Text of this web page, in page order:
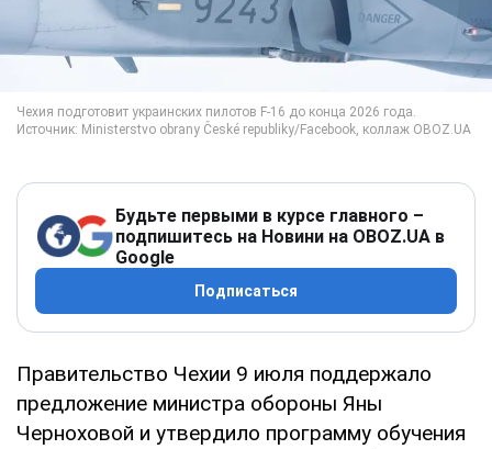
Будьте первыми в курсе главного –
подпишитесь на Новини на OBOZ.UA в
Google
Подписаться
Правительство Чехии 9 июля поддержало
предложение министра обороны Яны
Черноховой и утвердило программу обучения